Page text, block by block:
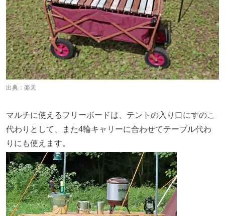
出典： 楽天
マルチに使えるフリーボードは、テントの入り口にすのこ
代わりとして、また4輪キャリーに合わせてテーブル代わ
りにも使えます。